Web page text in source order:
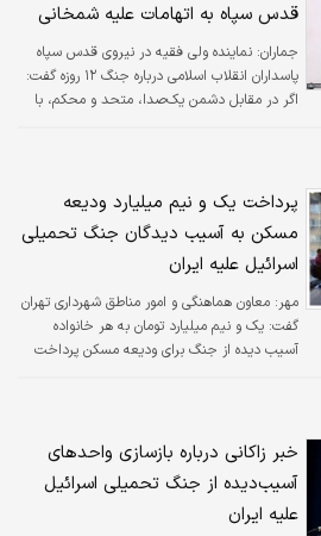
قدس سپاه به اتهامات علیه شمخانی
جماران: نماینده ولی فقیه در نیروی قدس سپاه
پاسداران انقلاب اسلامی درباره جنگ ۱۲ روزه گفت:
اگر در مقابل دشمن یک‌صدا، متحد و محکم، با
پرداخت یک و نیم میلیارد ودیعه
مسکن به آسیب دیدگان جنگ تحمیلی
اسرائیل علیه ایران
مهر: معاون هماهنگی و امور مناطق شهرداری تهران
گفت: یک و نیم میلیارد تومان به هر خانواده
آسیب دیده از جنگ برای ودیعه مسکن پرداخت
خبر زاکانی درباره بازسازی واحدهای
آسیب‌دیده از جنگ تحمیلی اسرائیل
علیه ایران